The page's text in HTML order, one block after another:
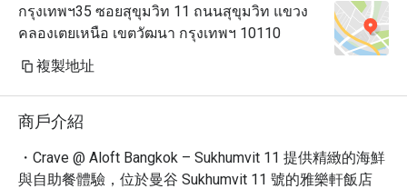
有機會，我還要再來！
กรุงเทพฯ35 ซอยสุขุมวิท 11 ถนนสุขุมวิท แขวง
คลองเตยเหนือ เขตวัฒนา กรุงเทพฯ 10110
複製地址
商戶介紹
・Crave @ Aloft Bangkok – Sukhumvit 11 提供精緻的海鮮
與自助餐體驗，位於曼谷 Sukhumvit 11 號的雅樂軒飯店